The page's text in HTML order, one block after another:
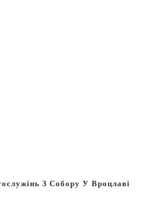
З Собору У Вроцлаві